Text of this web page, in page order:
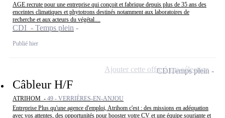
AGE recrute pour une entreprise qui conçoit et fabrique depuis plus de 35 ans des
enceintes climatiques et phytotrons destinés notamment aux laboratoires de
recherche et aux acteurs du végétal....
CDI - Temps plein
Publié hier
Câbleur H/F
ATRIHOM - 49 - VERRIÈRES-EN-ANJOU
Entreprise Plus qu'une agence d'emploi, Atrihom c'est : des missions en adéquation
avec vos attentes, des opportunités pour booster votre CV et une équipe souriante et
CDITemps plein
Ajouter cette offre à ma sélection